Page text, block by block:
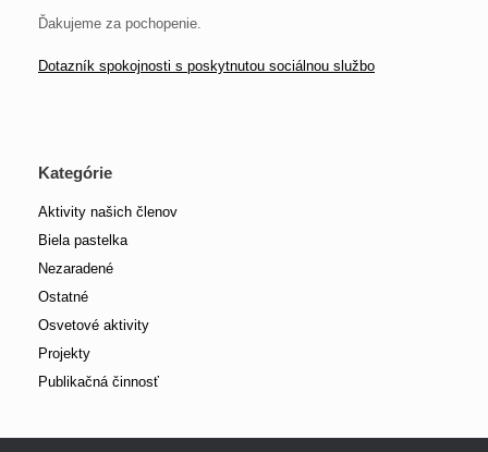
Ďakujeme za pochopenie.
Dotazník spokojnosti s poskytnutou sociálnou službo
Kategórie
Aktivity našich členov
Biela pastelka
Nezaradené
Ostatné
Osvetové aktivity
Projekty
Publikačná činnosť